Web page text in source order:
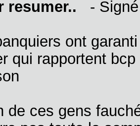
resumer.. -
ont
qui rapportent
de ces gens